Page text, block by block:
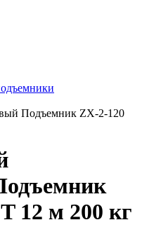
Подъемник ZX-2-120
12 м 200 кг